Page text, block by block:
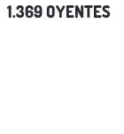
1.369 OYENTES